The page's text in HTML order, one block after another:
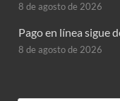
8 de agosto de 2026
Pago en línea sigue
8 de agosto de 2026